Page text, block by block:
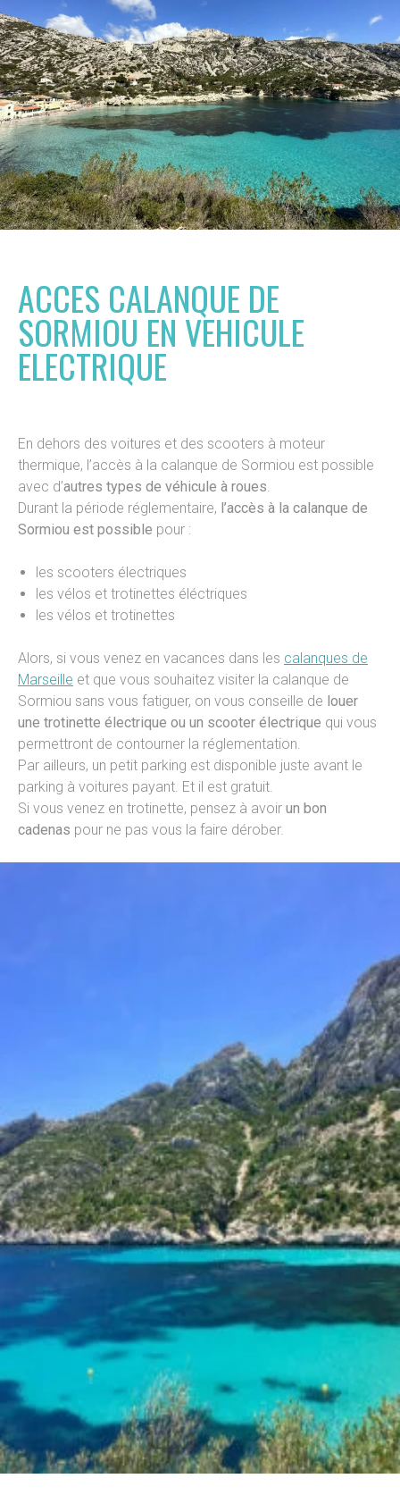
ACCES CALANQUE DE
SORMIOU EN VEHICULE
ELECTRIQUE
En dehors des voitures et des scooters à moteur
thermique, l’accès à la calanque de Sormiou est possible
avec d’autres types de véhicule à roues.
Durant la période réglementaire, l’accès à la calanque de
Sormiou est possible pour :
les scooters électriques
les vélos et trotinettes éléctriques
les vélos et trotinettes
Alors, si vous venez en vacances dans les calanques de
Marseille et que vous souhaitez visiter la calanque de
Sormiou sans vous fatiguer, on vous conseille de louer
une trotinette électrique ou un scooter électrique qui vous
permettront de contourner la réglementation.
Par ailleurs, un petit parking est disponible juste avant le
parking à voitures payant. Et il est gratuit.
Si vous venez en trotinette, pensez à avoir un bon
cadenas pour ne pas vous la faire dérober.